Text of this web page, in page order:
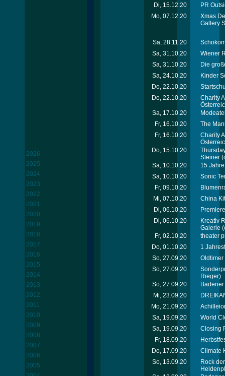
2026
2025
2024
2023
2022
2021
2020
2019
2018
2017
2016
2015
2014
2013
2012
2011
2010
2009
2008
2007
2006
2005
Di, 15.12.20
PR
Mo, 07.12.20
Xmas
Gallery
Sa, 28.11.20
Sa, 31.10.20
Wiener
Sa, 31.10.20
Die
Sa, 24.10.20
Kinder
Do, 22.10.20
Do, 22.10.20
Charity
Sa, 17.10.20
Fr, 16.10.20
The
Fr, 16.10.20
Charity
Do, 15.10.20
Steiner
Sa, 10.10.20
15
Sa, 10.10.20
Sonic
Fr, 09.10.20
Mi, 07.10.20
China
Di, 06.10.20
Di, 06.10.20
Kreativ
Galerie
Fr, 02.10.20
theater
Do, 01.10.20
1
So, 27.09.20
So, 27.09.20
Rieger)
So, 27.09.20
Mi, 23.09.20
Mo, 21.09.20
Sa, 19.09.20
World
Sa, 19.09.20
Closing
Fr, 18.09.20
Do, 17.09.20
Climate
So, 13.09.20
Rock